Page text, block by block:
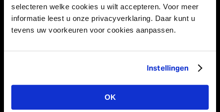
selecteren welke cookies u wilt accepteren. Voor meer
informatie leest u onze privacyverklaring. Daar kunt u
tevens uw voorkeuren voor cookies aanpassen.
Instellingen
OK
Amerikalaan 21
6199 AE Maastricht Airport
Niederlande